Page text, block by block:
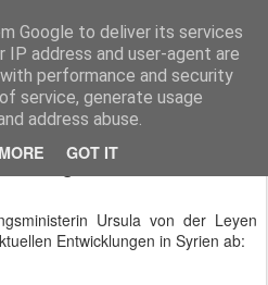
Google to deliver its services
IP address and user-agent are
performance and security
service, generate usage
address abuse.
GOT IT
Presseberichte zu Bundespolitik, Diplomatie, Sicherheitspolitik, Wirtschaft, Fahrzeugtechnik und IT - Pressedienst, Fachartikel, Bildredaktion, O-Ton-Videos
gemachte Wahrheit
Ursula von der Leyen
Entwicklungen in Syrien ab: